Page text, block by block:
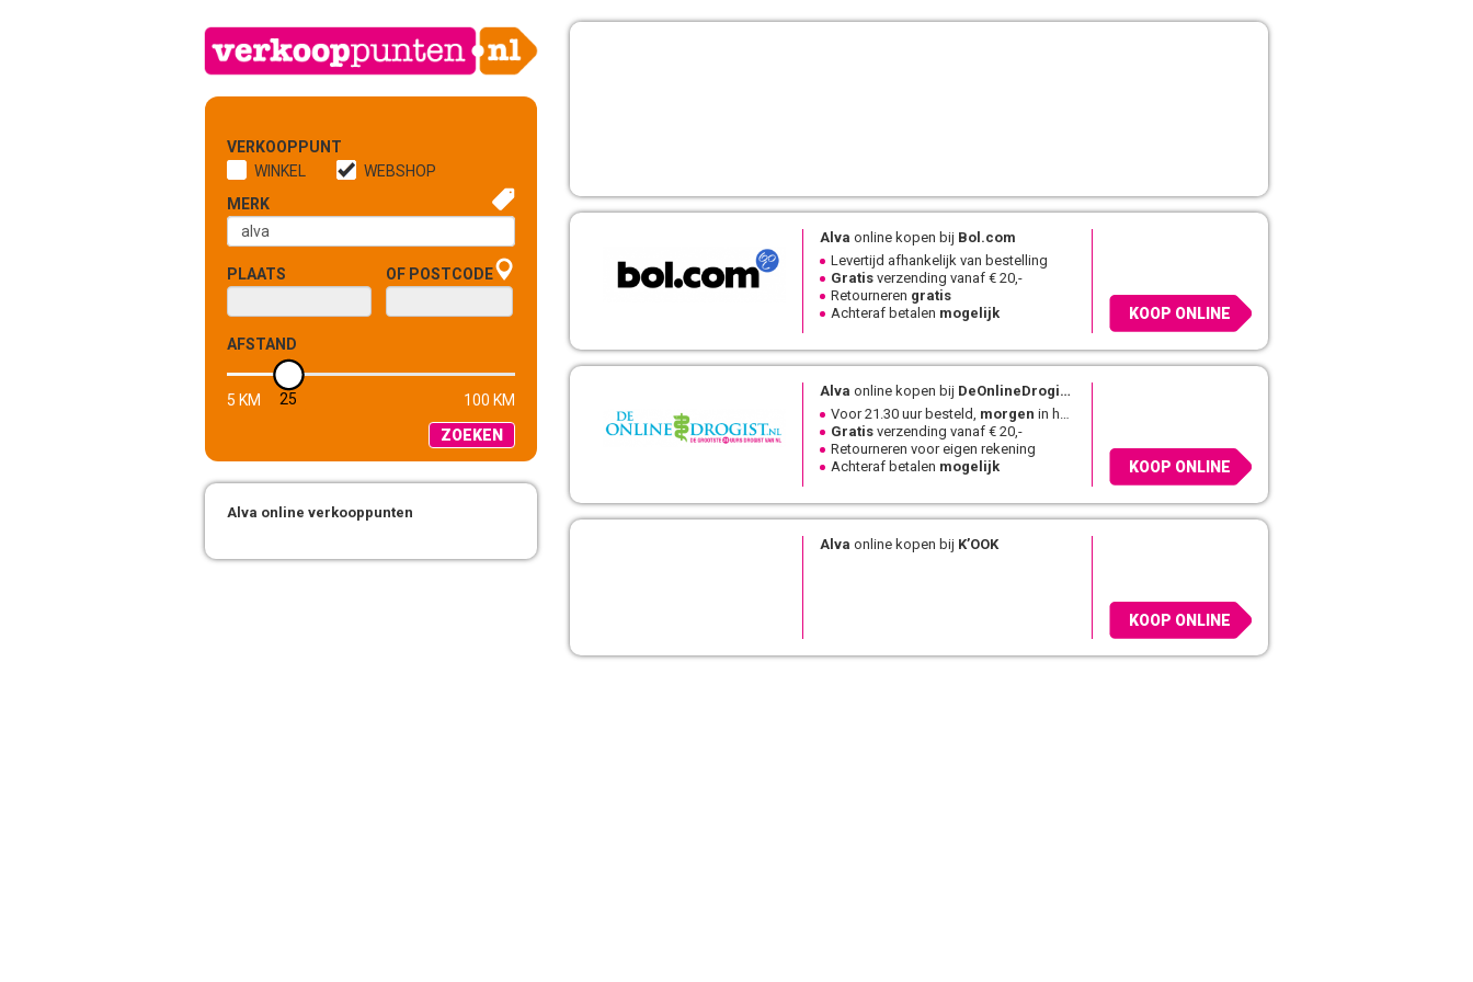
VERKOOPPUNT
WINKEL
WEBSHOP
MERK
PLAATS OF POSTCODE
AFSTAND
5 KM 25
100 KM
ZOEKEN
Alva online verkooppunten
Alva online kopen bij Bol.com
Levertijd afhankelijk van bestelling
Gratis verzending vanaf € 20,-
Retourneren gratis
Achteraf betalen mogelijk KOOP ONLINE
Alva online kopen bij DeOnlineDrogist.nl
Voor 21.30 uur besteld, morgen in huis
Gratisverzending vanaf € 20,-
Retourneren voor eigen rekening
Achteraf betalen mogelijk KOOP ONLINE
Alva online kopen bij K’OOK
KOOP ONLINE